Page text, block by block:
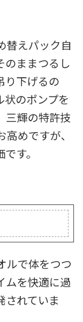
替えパック自
のままつるし
り下げるの
のポンプを
三輝の特許技
めですが、
す。
ルで体をつつ
ムを快適に過
されていま